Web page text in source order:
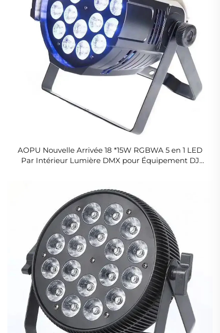
AOPU Nouvelle Arrivée 18 *15W RGBWA 5 en 1 LED
Par Intérieur Lumière DMX pour Équipement DJ